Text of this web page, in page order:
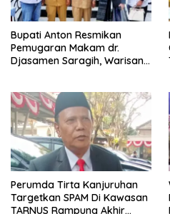
Bupati Anton Resmikan
Pemugaran Makam dr.
Djasamen Saragih, Warisan
Mendatang
Perumda Tirta Kanjuruhan
Targetkan SPAM Di Kawasan
TARNUS Rampung Akhir